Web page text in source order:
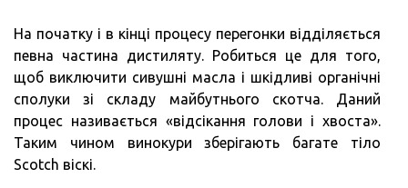
На початку і в кінці процесу перегонки відділяється
певна частина дистиляту. Робиться це для того,
щоб виключити сивушні масла і шкідливі органічні
сполуки зі складу майбутнього скотча. Даний
процес називається «відсікання голови і хвоста».
Таким чином винокури зберігають багате тіло
Scotch віскі.